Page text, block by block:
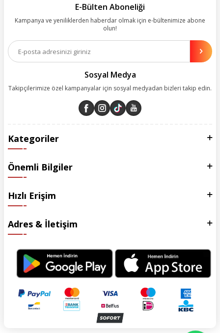
kolay, kusursuz ve keyifli bir alışveriş yolculuğu sunarken deneyiminize
olanakları sunuyoruz. Çalışmalarımızı müşterilerimizin memnuniyetini
esas alarak yürütüyoruz.
E-Bülten Aboneliği
Kampanya ve yeniliklerden haberdar olmak için e-bültenimize abone
olun!
Sosyal Medya
Takipçilerimize özel kampanyalar için sosyal medyadan bizleri takip edin.
Kategoriler
Önemli Bilgiler
Hızlı Erişim
Adres & İletişim